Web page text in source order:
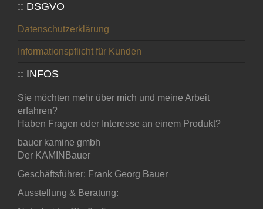
:: DSGVO
Datenschutzerklärung
Informationspflicht für Kunden
:: INFOS
Sie möchten mehr über mich und meine Arbeit
erfahren?
Haben Fragen oder Interesse an einem Produkt?
bauer kamine gmbh
Der KAMINBauer
Geschäftsführer: Frank Georg Bauer
Ausstellung & Beratung: